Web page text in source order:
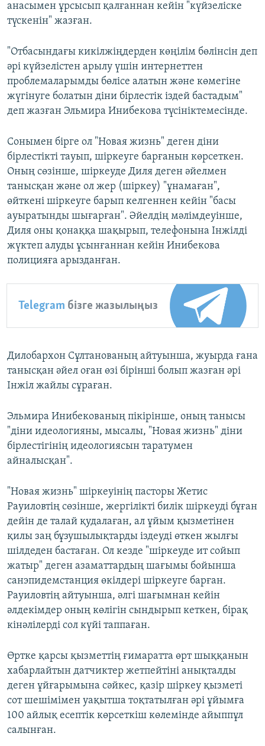
анасымен ұрсысып қалғаннан кейін "күйзеліске
түскенін" жазған.
"Отбасындағы кикілжіңдерден көңілім бөлінсін деп
әрі күйзелістен арылу үшін интернеттен
проблемаларымды бөлісе алатын және көмегіне
жүгінуге болатын діни бірлестік іздей бастадым"
деп жазған Эльмира Инибекова түсініктемесінде.
Сонымен бірге ол "Новая жизнь" деген діни
бірлестікті тауып, шіркеуге барғанын көрсеткен.
Оның сөзінше, шіркеуде Диля деген әйелмен
танысқан және ол жер (шіркеу) "ұнамаған",
өйткені шіркеуге барып келгеннен кейін "басы
ауыратынды шығарған". Әйелдің мәлімдеуінше,
Диля оны қонаққа шақырып, телефонына Інжілді
жүктеп алуды ұсынғаннан кейін Инибекова
полицияға арызданған.
Telegram бізге жазылыңыз
Дилобархон Сұлтанованың айтуынша, жуырда ғана
танысқан әйел оған өзі бірінші болып жазған әрі
Інжіл жайлы сұраған.
Эльмира Инибекованың пікірінше, оның танысы
"діни идеологияны, мысалы, "Новая жизнь" діни
бірлестігінің идеологиясын таратумен
айналысқан".
"Новая жизнь" шіркеуінің пасторы Жетис
Рауиловтің сөзінше, жергілікті билік шіркеуді бұған
дейін де талай қудалаған, ал ұйым қызметінен
қилы заң бұзушылықтарды іздеуді өткен жылғы
шілдеден бастаған. Ол кезде "шіркеуде ит сойып
жатыр" деген азаматтардың шағымы бойынша
санэпидемстанция өкілдері шіркеуге барған.
Рауиловтің айтуынша, әлгі шағымнан кейін
әлдекімдер оның көлігін сындырып кеткен, бірақ
кінәлілерді сол күйі таппаған.
Өртке қарсы қызметтің ғимаратта өрт шыққанын
хабарлайтын датчиктер жетпейтіні анықталды
деген ұйғарымына сәйкес, қазір шіркеу қызметі
сот шешімімен уақытша тоқтатылған әрі ұйымға
100 айлық есептік көрсеткіш көлемінде айыппұл
салынған.